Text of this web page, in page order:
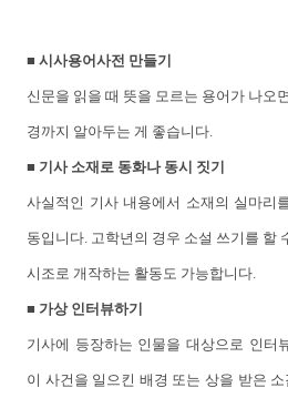
■ 시사용어사전 만들기
신문을 읽을 때 뜻을 모르는 용어가 나오
경까지 알아두는 게 좋습니다.
■ 기사 소재로 동화나 동시 짓기
사실적인 기사 내용에서 소재의 실마리
동입니다. 고학년의 경우 소설 쓰기를 할
시조로 개작하는 활동도 가능합니다.
■ 가상 인터뷰하기
기사에 등장하는 인물을 대상으로 인터
이 사건을 일으킨 배경 또는 상을 받은